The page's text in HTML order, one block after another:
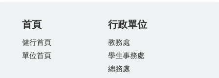
首頁
健行首頁
單位首頁
行政單位
教務處
學生事務處
總務處